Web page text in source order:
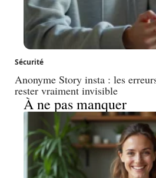
Sécurité
Anonyme Story insta : les
rester vraiment invisible
À ne pas manquer